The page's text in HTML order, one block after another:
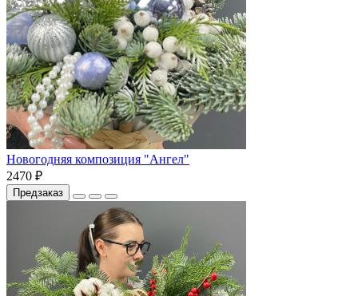
Новогодняя композиция "Ангел"
2470 ₽
Предзаказ